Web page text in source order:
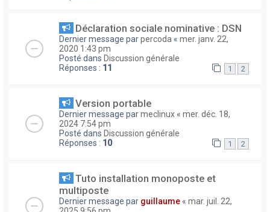
Déclaration sociale nominative : DSN
Dernier message parpercoda « mer. janv. 22,
2020 1:43 pm
Posté dans Discussion générale
Réponses : 11 1 2
Version portable
Dernier message parmeclinux « mer. déc. 18,
2024 7:54 pm
Posté dans Discussion générale
Réponses : 10 1 2
Tuto installation monoposte et
multiposte
Dernier message par guillaume « mar. juil. 22,